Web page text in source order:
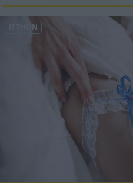
ITTHON